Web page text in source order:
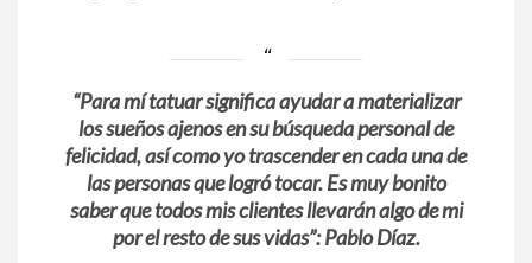
“Para mí tatuar significa ayudar a materializar
los sueños ajenos en su búsqueda personal de
felicidad, así como yo trascender en cada una de
las personas que logró tocar. Es muy bonito
saber que todos mis clientes llevarán algo de mi
por el resto de sus vidas”: Pablo Díaz.